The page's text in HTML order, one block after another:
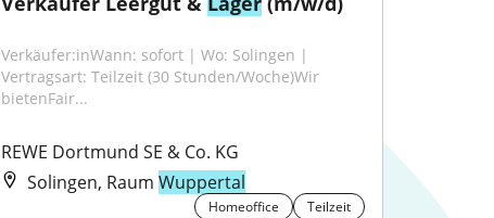
Verkäufer:inWann: sofort | Wo: Solingen |
Vertragsart: Teilzeit (30 Stunden/Woche)Wir
bietenFair...
REWE Dortmund SE & Co. KG
Solingen, Raum Wuppertal
Homeoffice Teilzeit